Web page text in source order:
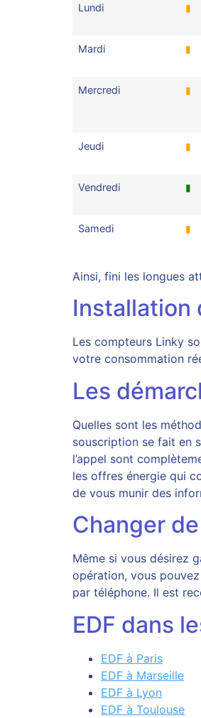
Lundi ▮
Mardi ▮
Mercredi ▮
Jeudi ▮
Vendredi ▮
Samedi ▮
Ainsi, fini les longues
Installation
Les compteurs Linky
votre consommation
Les
Quelles sont les
souscription se fait en
l’appel sont
les offres énergie qui
de vous munir des
Changer
Même si vous désirez
opération, vous
par téléphone. Il est
EDF dans
EDF à Paris
EDF à Marseille
EDF à Lyon
EDF à Toulouse